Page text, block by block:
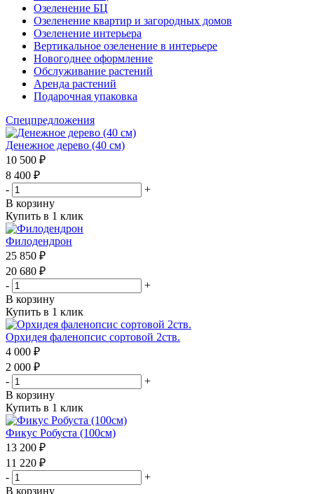
Озеленение БЦ
Озеленение квартир и загородных домов
Озеленение интерьера
Вертикальное озеленение в интерьере
Новогоднее оформление
Обслуживание растений
Аренда растений
Подарочная упаковка
Спецпредложения
Денежное дерево (40 cм)
10 500 ₽
8 400 ₽
-
+
В корзину
Купить в 1 клик
Филодендрон
25 850 ₽
20 680 ₽
-
+
В корзину
Купить в 1 клик
Орхидея фаленопсис сортовой 2ств.
4 000 ₽
2 000 ₽
-
+
В корзину
Купить в 1 клик
Фикус Робуста (100см)
13 200 ₽
11 220 ₽
-
+
В корзину